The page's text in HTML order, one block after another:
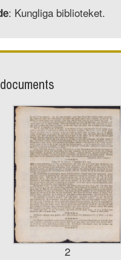
: Kungliga biblioteket.
2